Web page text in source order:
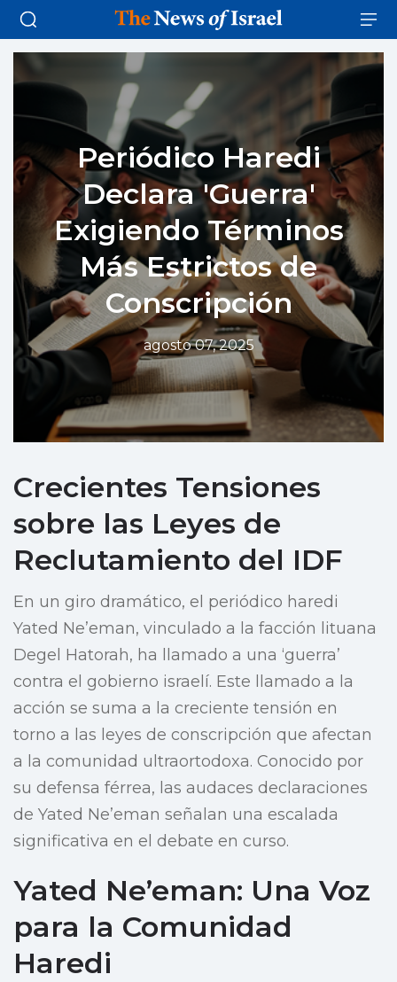
Periódico Haredi
Declara 'Guerra'
Exigiendo Términos
Más Estrictos de
Conscripción
agosto 07, 2025
Crecientes Tensiones
sobre las Leyes de
Reclutamiento del IDF
En un giro dramático, el periódico haredi
Yated Ne’eman, vinculado a la facción lituana
Degel Hatorah, ha llamado a una ‘guerra’
contra el gobierno israelí. Este llamado a la
acción se suma a la creciente tensión en
torno a las leyes de conscripción que afectan
a la comunidad ultraortodoxa. Conocido por
su defensa férrea, las audaces declaraciones
de Yated Ne’eman señalan una escalada
significativa en el debate en curso.
Yated Ne’eman: Una Voz
para la Comunidad
Haredi